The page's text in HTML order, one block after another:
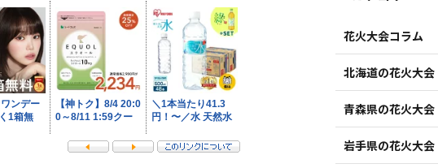
花火大会コラム
北海道の花火大会
青森県の花火大会
岩手県の花火大会